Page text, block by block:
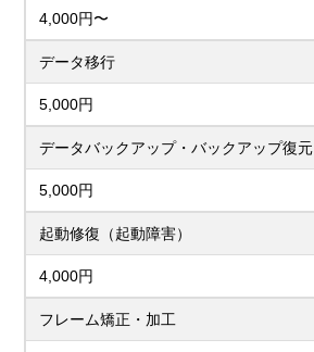
4,000円〜
データ移行
5,000円
データバックアップ・バックアップ復元
5,000円
起動修復（起動障害）
4,000円
フレーム矯正・加工